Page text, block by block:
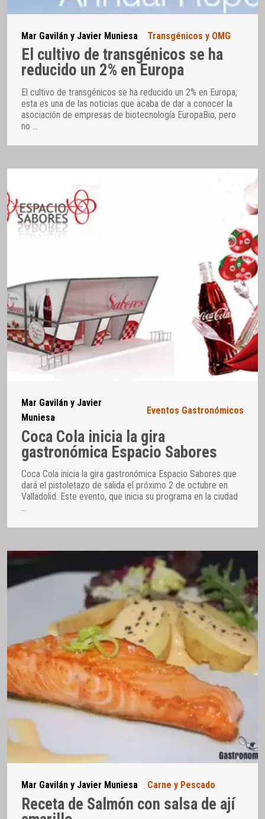
Mar Gavilán y Javier Muniesa Transgénicos y OMG
El cultivo de transgénicos se ha
reducido un 2% en Europa
El cultivo de transgénicos se ha reducido un 2% en Europa,
esta es una de las noticias que acaba de dar a conocer la
asociación de empresas de biotecnología EuropaBio, pero
no
Mar Gavilán y Javier
Muniesa
Eventos Gastronómicos
Coca Cola inicia la gira
gastronómica Espacio Sabores
Coca Cola inicia la gira gastronómica Espacio Sabores que
dará el pistoletazo de salida el próximo 2 de octubre en
Valladolid. Este evento, que inicia su programa en la ciudad
…
Mar Gavilán y Javier Muniesa Carne y Pescado
Receta de Salmón con salsa de ají